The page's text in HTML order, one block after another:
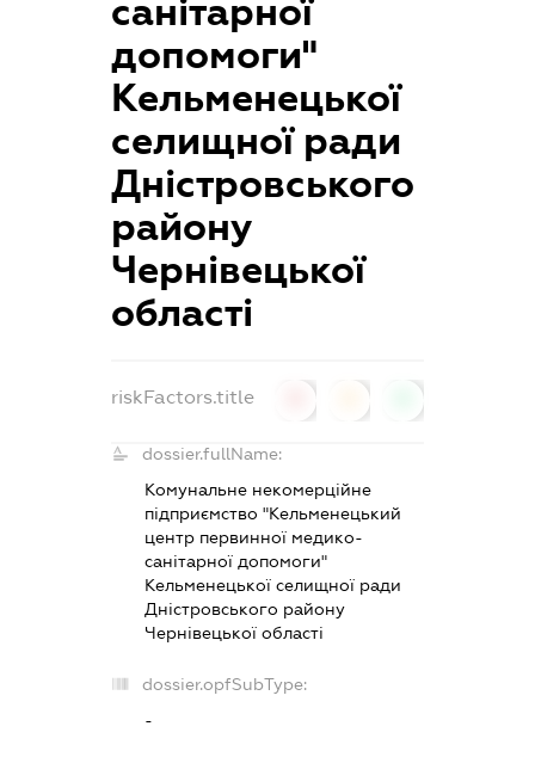
санітарної
допомоги"
Кельменецької
селищної ради
Дністровського
району
Чернівецької
області
riskFactors.title
dossier.fullName:
Комунальне некомерційне
підприємство "Кельменецький
центр первинної медико-
санітарної допомоги"
Кельменецької селищної ради
Дністровського району
Чернівецької області
dossier.opfSubType:
-